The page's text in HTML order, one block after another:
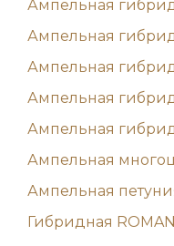
Ампельная
Ампельная
Ампельная
Ампельная
Ампельная
Ампельная
Ампельная
Гибридная